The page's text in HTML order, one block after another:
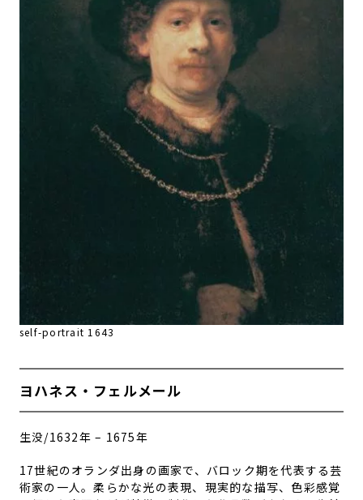
self-portrait 1643
ヨハネス・フェルメール
生没/1632年 – 1675年
17世紀のオランダ出身の画家で、バロック期を代表する芸
術家の一人。柔らかな光の表現、現実的な描写、色彩感覚